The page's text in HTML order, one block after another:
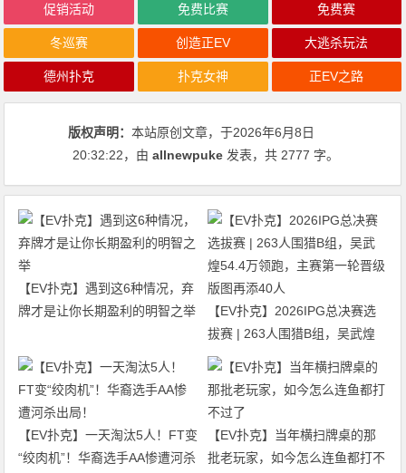
促销活动 免费比赛 免费赛
冬巡赛 创造正EV 大逃杀玩法
德州扑克 扑克女神 正EV之路
版权声明：本站原创文章，于2026年6月8日
20:32:22，由allnewpuke 发表，共 2777 字。
【EV扑克】遇到这6种情况，弃
牌才是让你长期盈利的明智之举
【EV扑克】2026IPG总决赛选
拔赛 | 263人围猎B组，吴武煌
54.4万领跑，主赛第一轮晋级版
【EV扑克】一天淘汰5人！FT变
“绞肉机”！华裔选手AA惨遭河杀
【EV扑克】当年横扫牌桌的那
批老玩家，如今怎么连鱼都打不